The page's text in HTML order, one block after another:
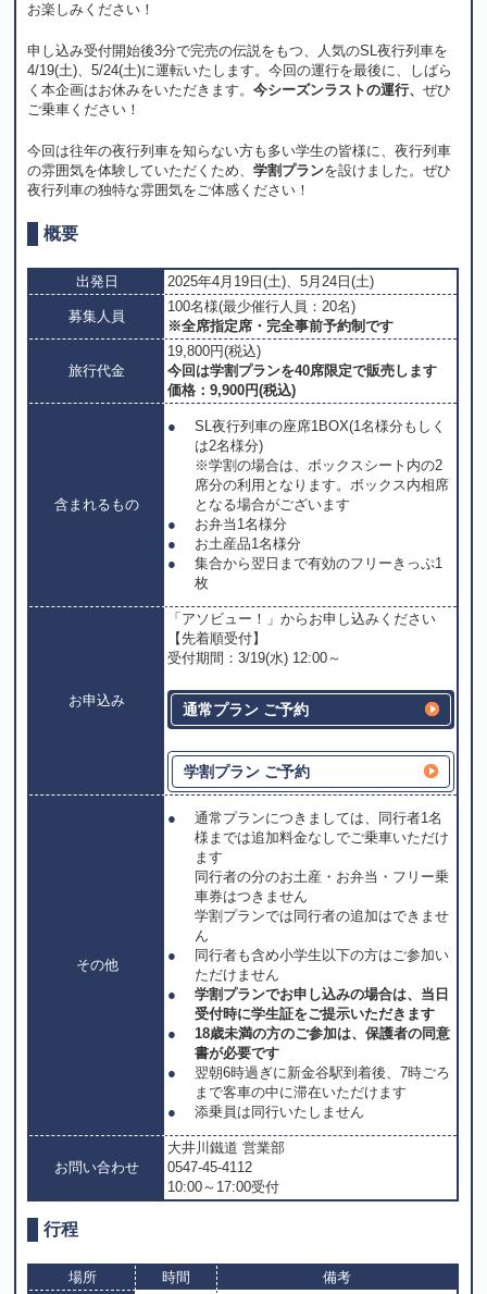
お楽しみください！
申し込み受付開始後3分で完売の伝説をもつ、人気のSL夜行列車を
4/19(土)、5/24(土)に運転いたします。今回の運行を最後に、しばら
く本企画はお休みをいただきます。今シーズンラストの運行、ぜひ
ご乗車ください！
今回は往年の夜行列車を知らない方も多い学生の皆様に、夜行列車
の雰囲気を体験していただくため、学割プランを設けました。ぜひ
夜行列車の独特な雰囲気をご体感ください！
概要
出発日 2025年4月19日(土)、5月24日(土)
募集人員
100名様(最少催行人員：20名)
※全席指定席・完全事前予約制です
旅行代金
19,800円(税込)
今回は学割プランを40席限定で販売します
価格：9,900円(税込)
含まれるもの
SL夜行列車の座席1BOX(1名様分もしく
は2名様分)
※学割の場合は、ボックスシート内の2
席分の利用となります。ボックス内相席
となる場合がございます
お弁当1名様分
お土産品1名様分
集合から翌日まで有効のフリーきっぷ1
枚
お申込み
「アソビュー！」からお申し込みください
【先着順受付】
受付期間：3/19(水) 12:00～
通常プラン ご予約
学割プラン ご予約
その他
通常プランにつきましては、同行者1名
様までは追加料金なしでご乗車いただけ
ます
同行者の分のお土産・お弁当・フリー乗
車券はつきません
学割プランでは同行者の追加はできませ
ん
同行者も含め小学生以下の方はご参加い
ただけません
学割プランでお申し込みの場合は、当日
受付時に学生証をご提示いただきます
18歳未満の方のご参加は、保護者の同意
書が必要です
翌朝6時過ぎに新金谷駅到着後、7時ごろ
まで客車の中に滞在いただけます
添乗員は同行いたしません
お問い合わせ
大井川鐵道 営業部
0547-45-4112
10:00～17:00受付
行程
場所 時間
備考